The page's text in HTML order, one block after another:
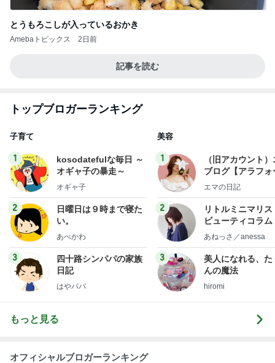
とうもろこしが入っているおかき
Amebaトピックス 2日前
記事を読む
トップブロガーランキング
子育て
1
kosodatefulな毎日 ～
オギャ子の暴走～
オギャ子
2
日曜日は９時まで寝た
い。
あべかわ
3
四十路シンパパの家族
日記
はやパパ
美容
1
（旧アカウント
ブログ【アラフォ
社売却セカンドラ
エマの日記
2
リトルミニマリス
ビューティコラ
little
あねっさ／anessa
3
美人になれる、た
んの魔法
hiromi
もっと見る
オフィシャルブロガーランキング